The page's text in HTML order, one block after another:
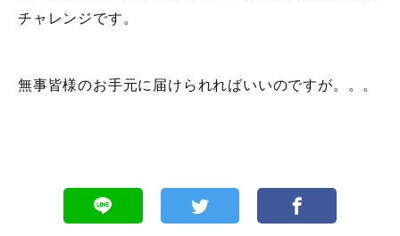
チャレンジです。
無事皆様のお手元に届けられればいいのですが。。。